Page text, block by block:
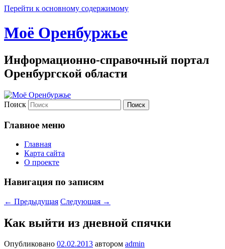
Перейти к основному содержимому
Моё Оренбуржье
Информационно-справочный портал
Оренбургской области
Поиск
Главное меню
Главная
Карта сайта
О проекте
Навигация по записям
← Предыдущая Следующая →
Как выйти из дневной спячки
Опубликовано 02.02.2013 автором admin